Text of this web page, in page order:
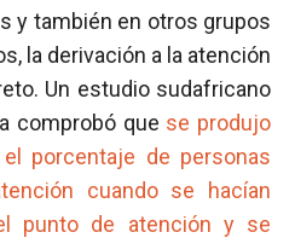
y también en otros grupos
la derivación a la atención
Un estudio sudafricano
comprobó que se produjo
porcentaje de personas
cuando se hacían
punto de atención y se